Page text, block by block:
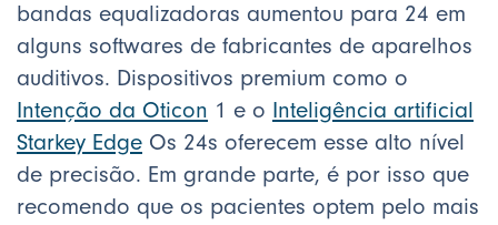
bandas equalizadoras aumentou para 24 em
alguns softwares de fabricantes de aparelhos
auditivos. Dispositivos premium como o
Intenção da Oticon 1 e o Inteligência artificial
Starkey Edge Os 24s oferecem esse alto nível
de precisão. Em grande parte, é por isso que
recomendo que os pacientes optem pelo mais